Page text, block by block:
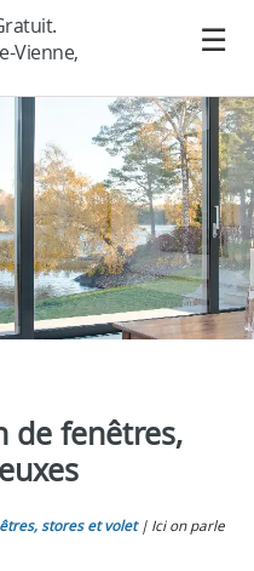
Vienne,
de fenêtres,
stores et volet
Ici on parle